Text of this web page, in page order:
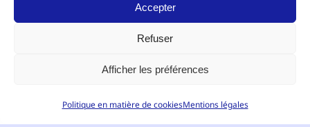
Accepter
Refuser
Afficher les préférences
Politique en matière de cookiesMentions légales
Français